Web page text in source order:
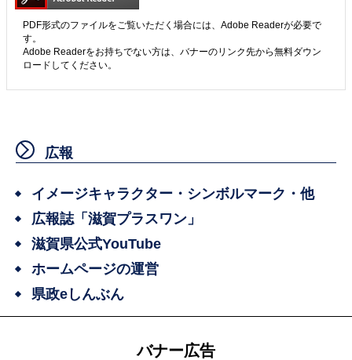
PDF形式のファイルをご覧いただく場合には、Adobe Readerが必要で
す。
Adobe Readerをお持ちでない方は、バナーのリンク先から無料ダウン
ロードしてください。
広報
イメージキャラクター・シンボルマーク・他
広報誌「滋賀プラスワン」
滋賀県公式YouTube
ホームページの運営
県政eしんぶん
バナー広告